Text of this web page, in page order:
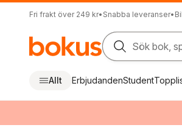
Fri frakt över 249 kr• Snabba leveranser•
Sök bok,
Allt ErbjudandenStudent